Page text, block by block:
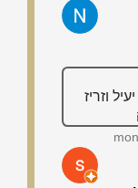
וזריז